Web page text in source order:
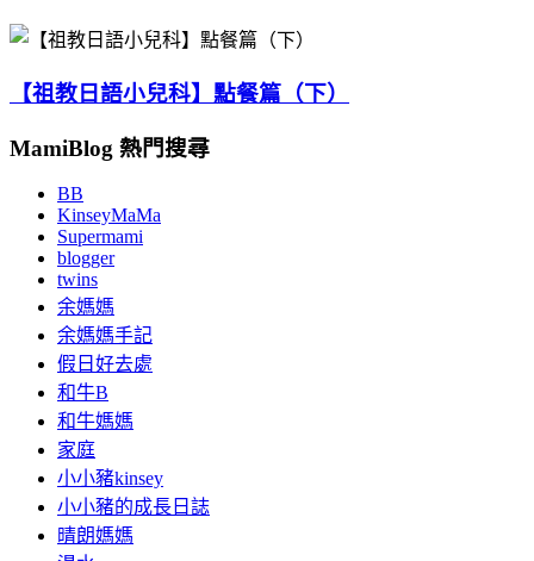
【祖教日語小兒科】點餐篇（下）
MamiBlog 熱門搜尋
BB
KinseyMaMa
Supermami
blogger
twins
余媽媽
余媽媽手記
假日好去處
和牛B
和牛媽媽
家庭
小小豬kinsey
小小豬的成長日誌
晴朗媽媽